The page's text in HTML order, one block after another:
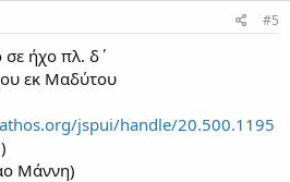
#5
ήχο πλ. δ΄
εκ Μαδύτου
jspui/handle/20.500.1195
Μάννη)